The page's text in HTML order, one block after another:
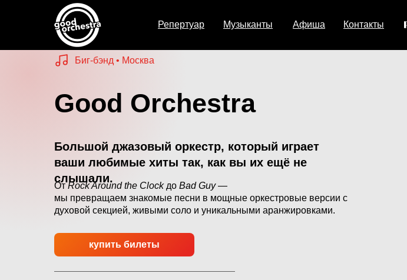
Репертуар Музыканты Афиша Контакты
Good Orchestra
Большой джазовый оркестр, который играет
ваши любимые хиты так, как вы их ещё не
слышали.
ОтRock Around the Clockдо Bad Guy—
мы превращаем знакомые песни в мощные оркестровые версии с
духовой секцией, живыми соло и уникальными аранжировками.
купить билеты
Биг-бэнд • Москва